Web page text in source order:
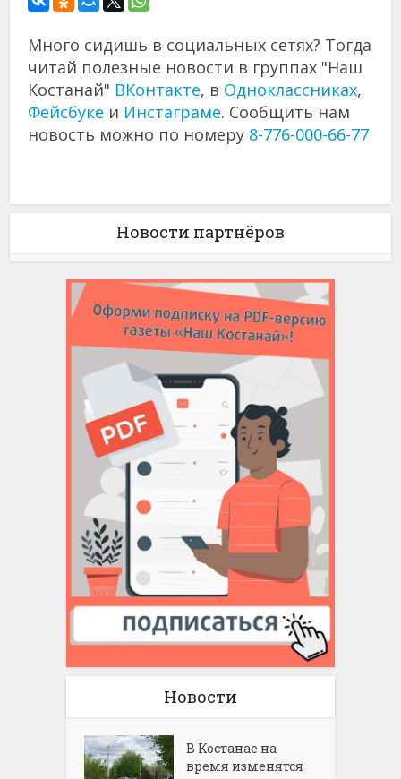
Много сидишь в социальных сетях? Тогда
читай полезные новости в группах "Наш
Костанай" ВКонтакте, в Одноклассниках,
Фейсбуке и Инстаграме. Сообщить нам
новость можно по номеру 8-776-000-66-77
Новости партнёров
Новости
В Костанае на
время изменятся